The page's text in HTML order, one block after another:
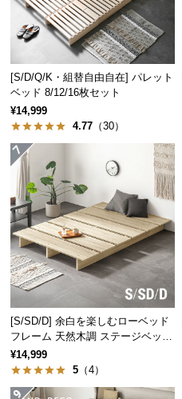
ル
に
つ
い
て
保
い
て
会
員
規
に
つ
い
て
[S/D/Q/K・組替自由自在] パレット
ベッド 8/12/16枚セット
¥14,999
4.77 （30）
[S/SD/D] 余白を楽しむローベッド
フレーム 天然木調 ステージベッド
ロボット掃除機対応
¥14,999
5 （4）